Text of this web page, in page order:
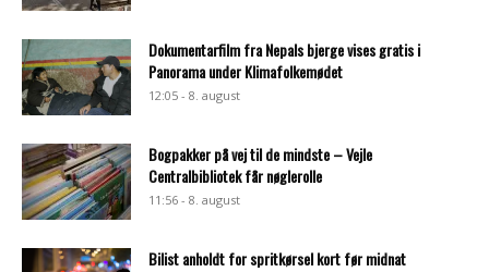
Dokumentarfilm fra Nepals bjerge vises gratis i
Panorama under Klimafolkemødet
12:05 - 8. august
Bogpakker på vej til de mindste – Vejle
Centralbibliotek får nøglerolle
11:56 - 8. august
Bilist anholdt for spritkørsel kort før midnat